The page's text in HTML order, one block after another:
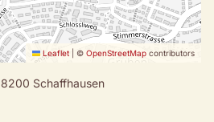
Leaflet © OpenStreetMap contributors
8200 Schaffhausen